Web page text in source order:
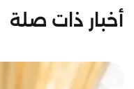
أخبار ذات صلة